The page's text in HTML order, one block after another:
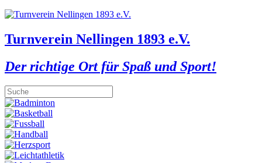
Turnverein Nellingen 1893 e.V.
Der richtige Ort für Spaß und Sport!